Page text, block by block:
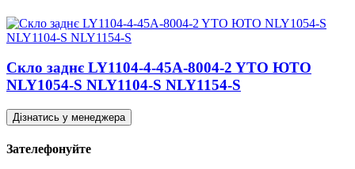
Скло заднє LY1104-4-45A-8004-2 YTO ЮТО
NLY1054-S NLY1104-S NLY1154-S
Дізнатись у менеджера
Зателефонуйте